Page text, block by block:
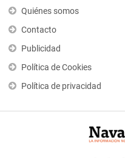
Quiénes somos
Contacto
Publicidad
Política de Cookies
Política de privacidad